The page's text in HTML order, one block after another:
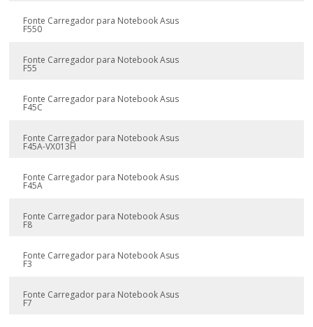
Fonte Carregador para Notebook Asus
F550
Fonte Carregador para Notebook Asus
F55
Fonte Carregador para Notebook Asus
F45C
Fonte Carregador para Notebook Asus
F45A-VX013H
Fonte Carregador para Notebook Asus
F45A
Fonte Carregador para Notebook Asus
F8
Fonte Carregador para Notebook Asus
F3
Fonte Carregador para Notebook Asus
F7